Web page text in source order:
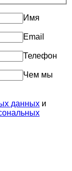
Имя
Email
Телефон
Чем мы
данных и